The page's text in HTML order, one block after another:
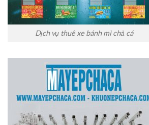
Dịch vụ thuê xe bánh mì chả cá